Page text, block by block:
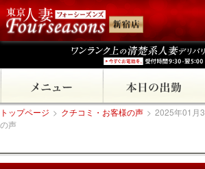
トップページ > クチコミ・お客様の声 > 2025年01月
の声